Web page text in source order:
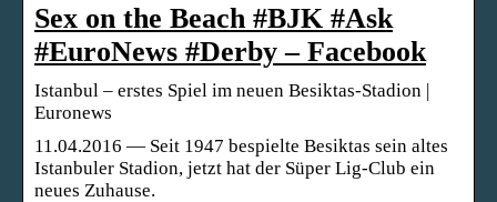
Sex on the Beach #BJK #Ask
#EuroNews #Derby – Facebook
Istanbul – erstes Spiel im neuen Besiktas-Stadion |
Euronews
11.04.2016 — Seit 1947 bespielte Besiktas sein altes
Istanbuler Stadion, jetzt hat der Süper Lig-Club ein
neues Zuhause.